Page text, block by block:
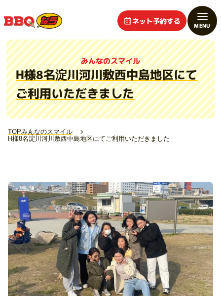
ネット予約する
みんなのスマイル
H様8名淀川河川敷西中島地区にて
ご利用いただきました
TOPみんなのスマイル
H様8名淀川河川敷西中島地区にてご利用いただきました